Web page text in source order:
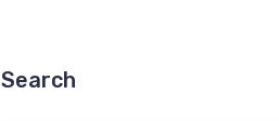
Search